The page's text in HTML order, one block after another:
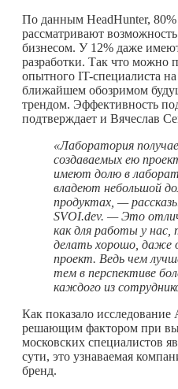
По данным HeadHunter, 80%
рассматривают
бизнесом. У 12% даже
разработки. Так что можно
опытного IT-специалиста на
ближайшем обозримом
трендом. Эффективность
подтверждает и Вячеслав
«Лаборатория
создаваемых ею
имеют долю в
владеют небольшой
продуктах, —
SVOI.dev. — Это
как для работы у
делать хорошо, даже
проект. Ведь чем
тем в перспективе
каждого из
Как показало
решающим фактором при
московских специалистов
сути, это узнаваемая
бренд.